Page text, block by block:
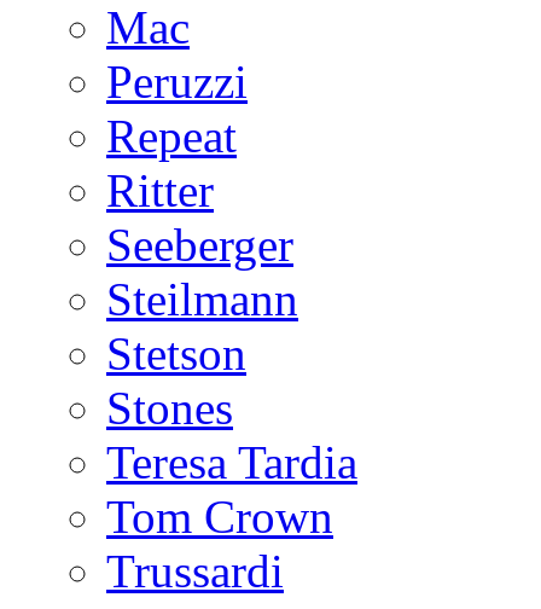
Mac
Peruzzi
Repeat
Ritter
Seeberger
Steilmann
Stetson
Stones
Teresa Tardia
Tom Crown
Trussardi